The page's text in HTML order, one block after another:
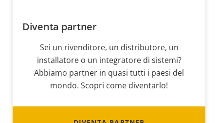
Diventa partner
Sei un rivenditore, un distributore, un
installatore o un integratore di sistemi?
Abbiamo partner in quasi tutti i paesi del
mondo. Scopri come diventarlo!